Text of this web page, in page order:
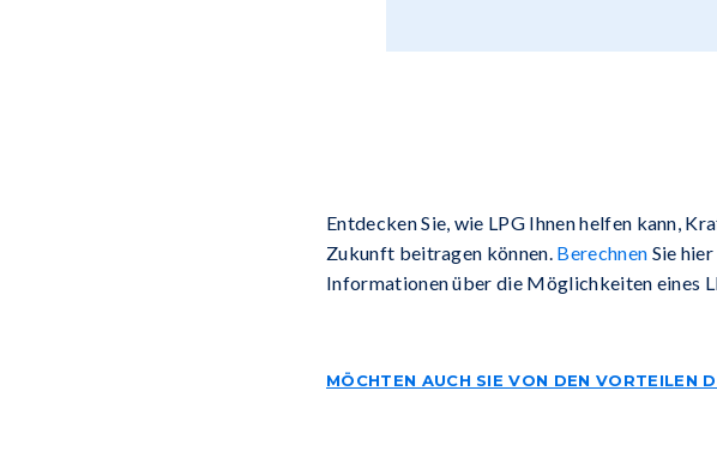
Entdecken Sie, wie LPG Ihnen helfen kann,
Zukunft beitragen können. Berechnen Sie
Informationen über die Möglichkeiten eines
MÖCHTEN AUCH SIE VON DEN VORTEILEN